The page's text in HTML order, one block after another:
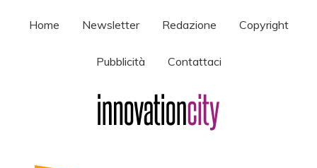
Home Newsletter Redazione Copyright
Pubblicità Contattaci